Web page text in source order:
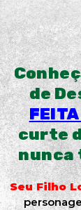
de
curte
nunca
Seu Filho